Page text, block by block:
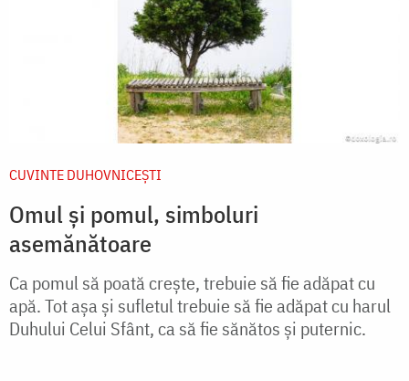
CUVINTE DUHOVNICEȘTI
Omul şi pomul, simboluri
asemănătoare
Ca pomul să poată creşte, trebuie să fie adăpat cu
apă. Tot aşa şi sufletul trebuie să fie adăpat cu harul
Duhului Celui Sfânt, ca să fie sănătos şi puternic.